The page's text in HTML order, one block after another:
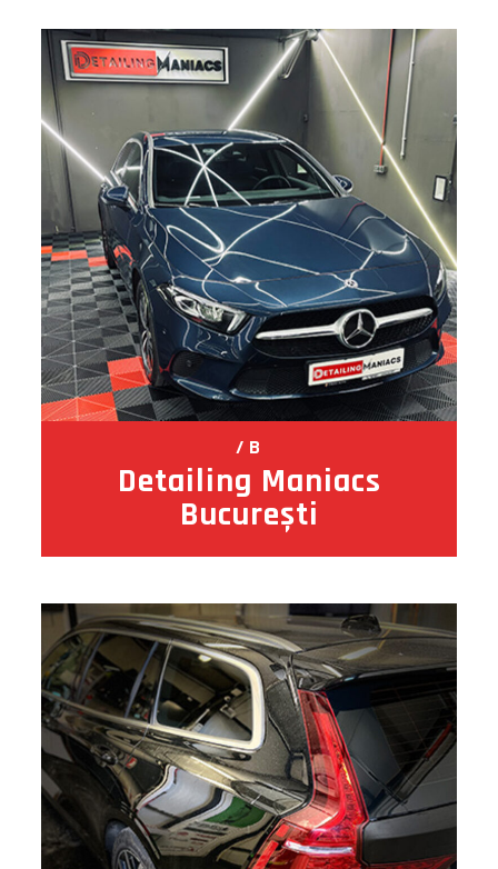
B
Detailing Maniacs
București